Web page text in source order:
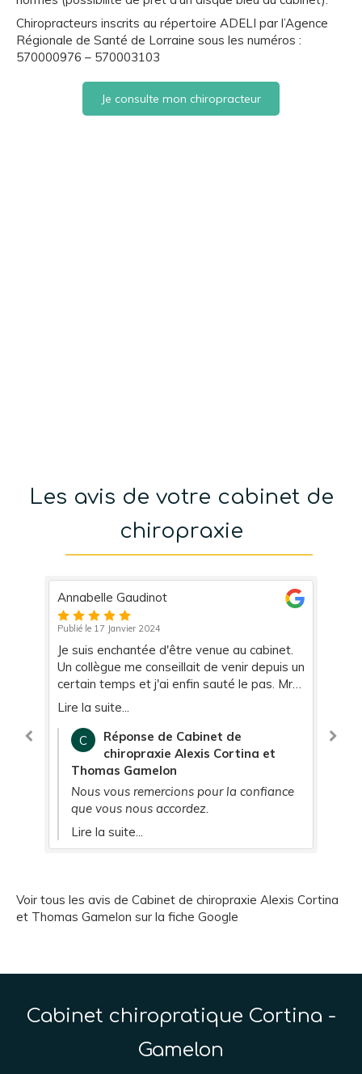
Chiropracteurs inscrits au répertoire ADELI par l’Agence
Régionale de Santé de Lorraine sous les numéros :
570000976 – 570003103
Je consulte mon chiropracteur
Les avis de votre cabinet de
chiropraxie
Annabelle Gaudinot
Publié le 17 Janvier 2024
Je suis enchantée d'être venue au cabinet.
Un collègue me conseillait de venir depuis un
certain temps et j'ai enfin sauté le pas. Mr
Gamelon était très pro et a pris le temps de
la première fois et je me suis sentie
entendue et prise enfin en charge. Je me
suis sentie soulagée après 2 séances et je
continue de venir-our aller encore mieux. Je
ne peux que conseiller
Lire la suite...
C
Réponse de Cabinet de
chiropraxie Alexis Cortina et
Thomas Gamelon
Nous vous remercions pour la confiance
que vous nous accordez.
Lire la suite...
Voir tous les avis de Cabinet de chiropraxie Alexis Cortina
et Thomas Gamelon sur la fiche Google
Cabinet chiropratique Cortina -
Gamelon